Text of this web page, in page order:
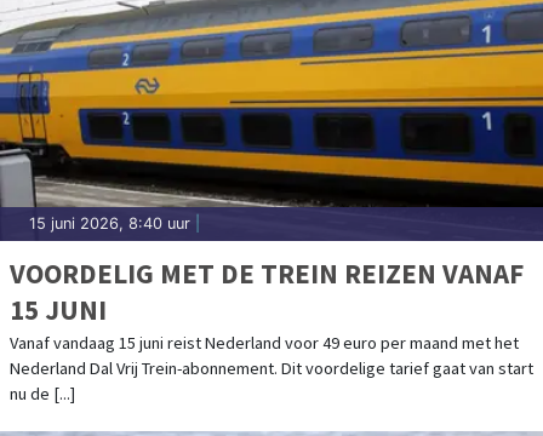
15 juni 2026, 8:40 uur
VOORDELIG MET DE TREIN REIZEN VANAF
15 JUNI
Vanaf vandaag 15 juni reist Nederland voor 49 euro per maand met het
Nederland Dal Vrij Trein-abonnement. Dit voordelige tarief gaat van start
nu de [...]